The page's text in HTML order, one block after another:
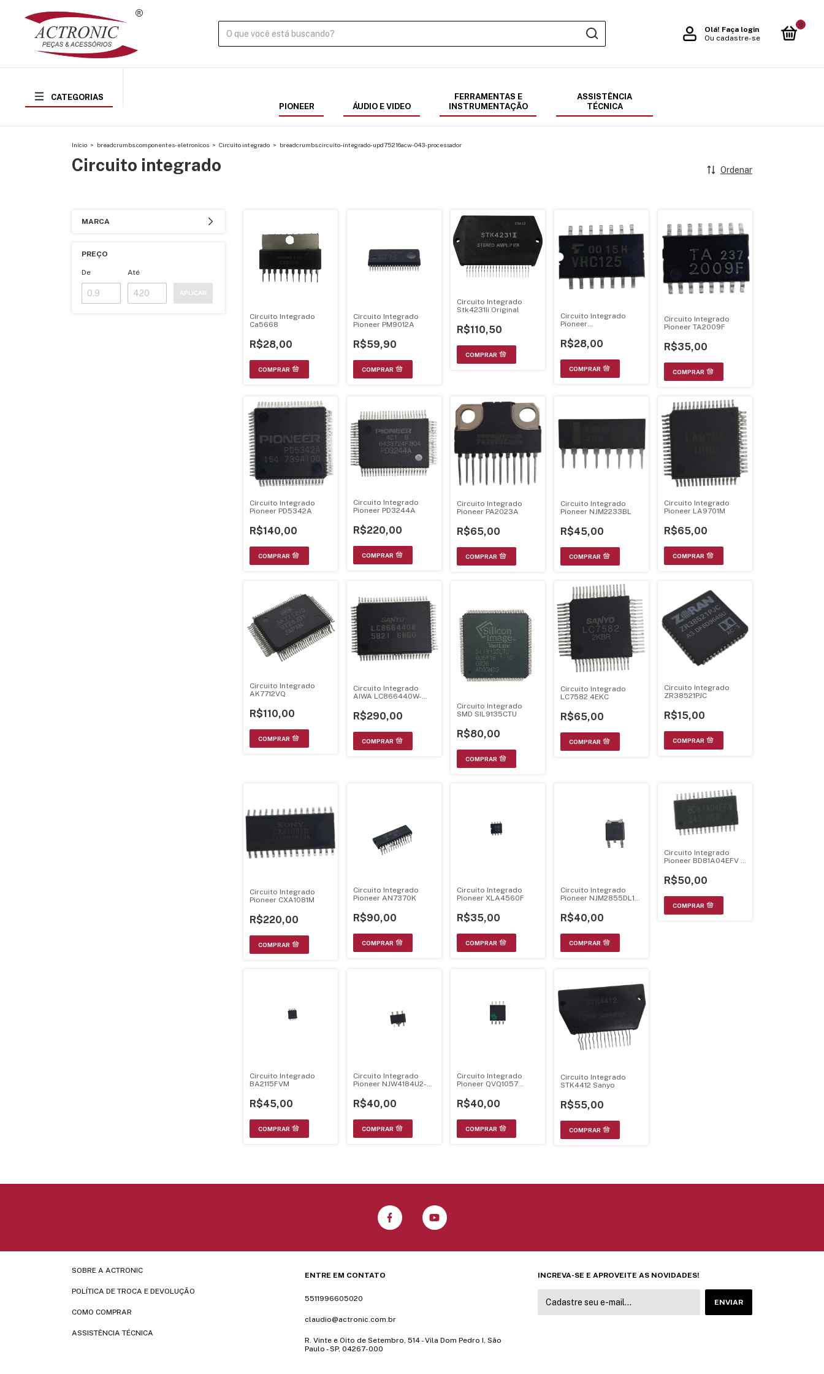
Olá! Faça login
Ou cadastre-se
0
CATEGORIAS
PIONEER
ÁUDIO E VIDEO
FERRAMENTAS E
INSTRUMENTAÇÃO
ASSISTÊNCIA
TÉCNICA
Início > breadcrumbs.componentes-eletronicos > Circuito integrado > breadcrumbs.circuito-integrado-upd75216acw-043-processador
Circuito integrado Ordenar
MARCA
PREÇO
De Até
APLICAR
Circuito Integrado
Ca5668
R$28,00
Circuito Integrado
Pioneer PM9012A
R$59,90
Circuito Integrado
Stk4231Ii Original
R$110,50
Circuito Integrado
Pioneer
14
R$28,00
Circuito Integrado
Pioneer TA2009F
R$35,00
Circuito Integrado
Pioneer PD5342A
R$140,00
Circuito Integrado
Pioneer PD3244A
R$220,00
Circuito Integrado
Pioneer PA2023A
R$65,00
Circuito Integrado
Pioneer NJM2233BL
R$45,00
Circuito Integrado
Pioneer LA9701M
R$65,00
Circuito Integrado
AK7712VQ
R$110,00
Circuito Integrado
AIWA LC866440W-
R$290,00
Circuito Integrado
SMD SIL9135CTU
R$80,00
Circuito Integrado
LC7582 4EKC
R$65,00
Circuito Integrado
ZR38521PJC
R$15,00
Circuito Integrado
Pioneer CXA1081M
R$220,00
Circuito Integrado
Pioneer AN7370K
R$90,00
Circuito Integrado
Pioneer XLA4560F
R$35,00
Circuito Integrado
Pioneer NJM2855DL1-
R$40,00
Circuito Integrado
Pioneer BD81A04EFV -
R$50,00
Circuito Integrado
BA2115FVM
R$45,00
Circuito Integrado
Pioneer NJW4184U2-
R$40,00
Circuito Integrado
Pioneer QVQ1057
Gravada
R$40,00
Circuito Integrado
STK4412 Sanyo
R$55,00
SOBRE A ACTRONIC
POLÍTICA DE TROCA E DEVOLUÇÃO
COMO COMPRAR
ASSISTÊNCIA TÉCNICA
ENTRE EM CONTATO
5511996605020
claudio@actronic.com.br
R. Vinte e Oito de Setembro, 514 - Vila Dom Pedro I, São
Paulo - SP, 04267-000
INCREVA-SE E APROVEITE AS NOVIDADES!